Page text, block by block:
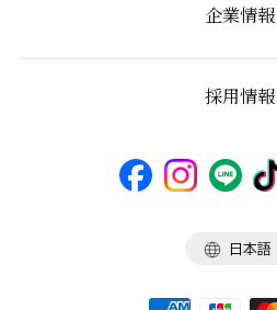
企業情報
採用情報
言
日本語